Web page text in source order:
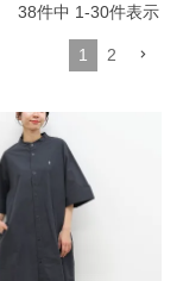
38件中 1-30件表示
1 2